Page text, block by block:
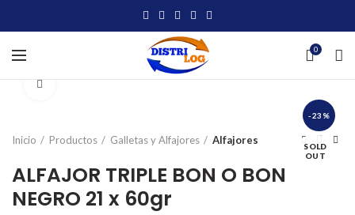
0
-23%
SOLD
OUT
Inicio Productos Galletas y Alfajores Alfajores
ALFAJOR TRIPLE BON O BON
NEGRO 21 x 60gr